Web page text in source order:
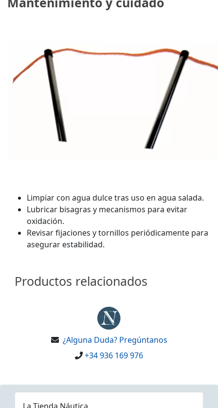
Limpiar con agua dulce tras uso en agua salada.
Lubricar bisagras y mecanismos para evitar
oxidación.
Revisar fijaciones y tornillos periódicamente para
asegurar estabilidad.
Productos relacionados
¿Alguna Duda? Pregúntanos
+34 936 169 976